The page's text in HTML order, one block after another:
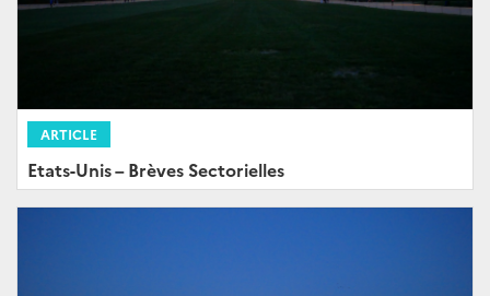
ARTICLE
Etats-Unis – Brèves Sectorielles